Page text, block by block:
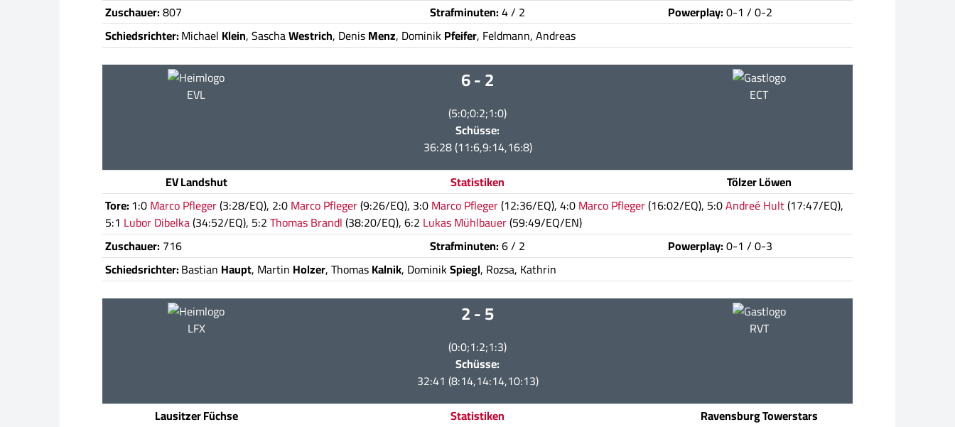
Zuschauer:807 Strafminuten:4 / 2 Powerplay:0-1 / 0-2
Schiedsrichter:Michael Klein, SaschaWestrich, DenisMenz, DominikPfeifer, Feldmann, Andreas
EVL 6 - 2
(5:0;0:2;1:0)
Schüsse:
36:28 (11:6,9:14,16:8)
ECT
EV Landshut Statistiken
Tölzer Löwen
Tore:1:0Marco Pfleger(3:28/EQ), 2:0Marco Pfleger(9:26/EQ), 3:0Marco Pfleger(12:36/EQ), 4:0Marco Pfleger(16:02/EQ), 5:0Andreé Hult(17:47/EQ),
5:1 Lubor Dibelka(34:52/EQ), 5:2Thomas Brandl(38:20/EQ), 6:2 Lukas Mühlbauer(59:49/EQ/EN)
Zuschauer: 716 Strafminuten:6 / 2 Powerplay:0-1 / 0-3
Schiedsrichter:Bastian Haupt, Martin Holzer, ThomasKalnik, DominikSpiegl, Rozsa, Kathrin
LFX 2 - 5
(0:0;1:2;1:3)
Schüsse:
32:41 (8:14,14:14,10:13)
RVT
Lausitzer Füchse Statistiken
Ravensburg Towerstars